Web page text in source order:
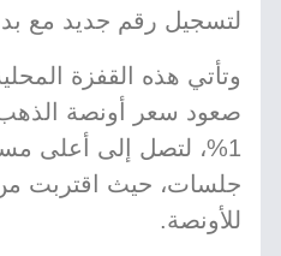
لتسجيل رقم جديد مع
وتأتي هذه القفزة
صعود سعر أونصة الذهب
1%، لتصل إلى أعلى
للأونصة.